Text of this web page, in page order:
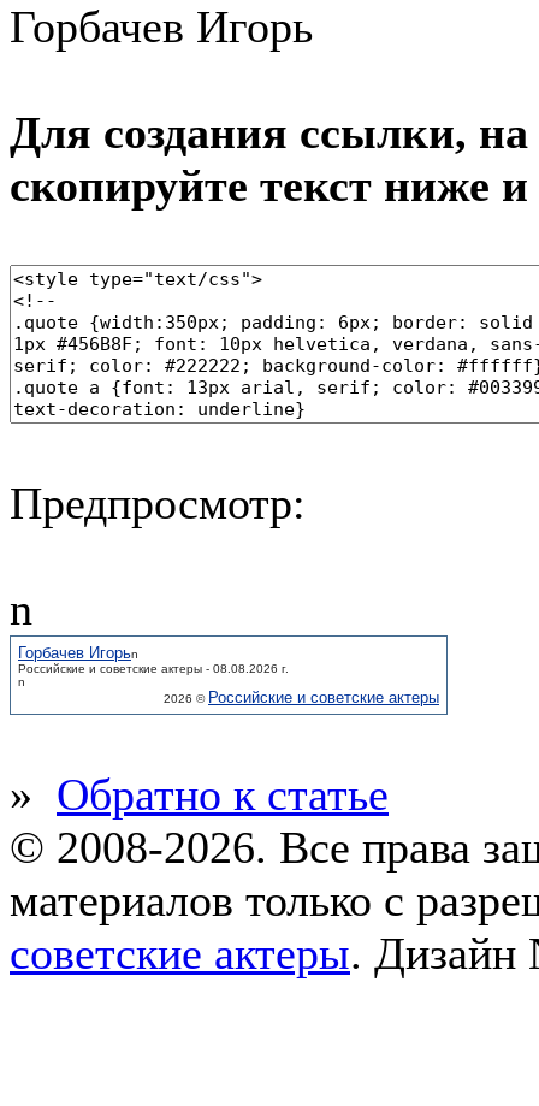
Горбачев Игорь
Для создания ссылки,
скопируйте текст ниже
Предпросмотр:
n
Горбачев Игорьn
Российские и советские актеры - 08.08.2026 г.
n
2026 © Российские и советские актеры
» Обратно к статье
© 2008-2026. Все права
материалов только с
советские актеры. Дизайн